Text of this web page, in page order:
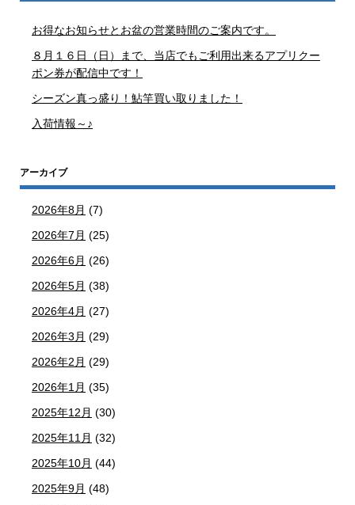
お得なお知らせとお盆の営業時間のご案内です。
８月１６日（日）まで、当店でもご利用出来るアプリクー
ポン券が配信中です！
シーズン真っ盛り！鮎竿買い取りました！
入荷情報～♪
アーカイブ
2026年8月 (7)
2026年7月 (25)
2026年6月 (26)
2026年5月 (38)
2026年4月 (27)
2026年3月 (29)
2026年2月 (29)
2026年1月 (35)
2025年12月 (30)
2025年11月 (32)
2025年10月 (44)
2025年9月 (48)